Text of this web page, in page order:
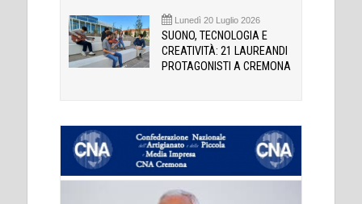
Lunedì 20 Luglio 2026
SUONO, TECNOLOGIA E
CREATIVITÀ: 21 LAUREANDI
PROTAGONISTI A CREMONA